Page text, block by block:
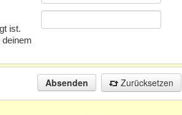
ist.
Zurücksetzen